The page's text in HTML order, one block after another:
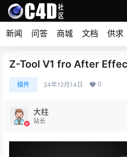
新闻 问答 商城 文档 供求
Z-Tool V1 fro After
插件 24年12月14日 0
大柱
站长